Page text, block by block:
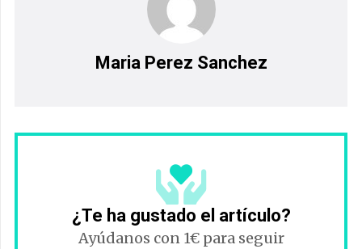
Maria Perez Sanchez
¿Te ha gustado el artículo?
Ayúdanos con 1€ para seguir